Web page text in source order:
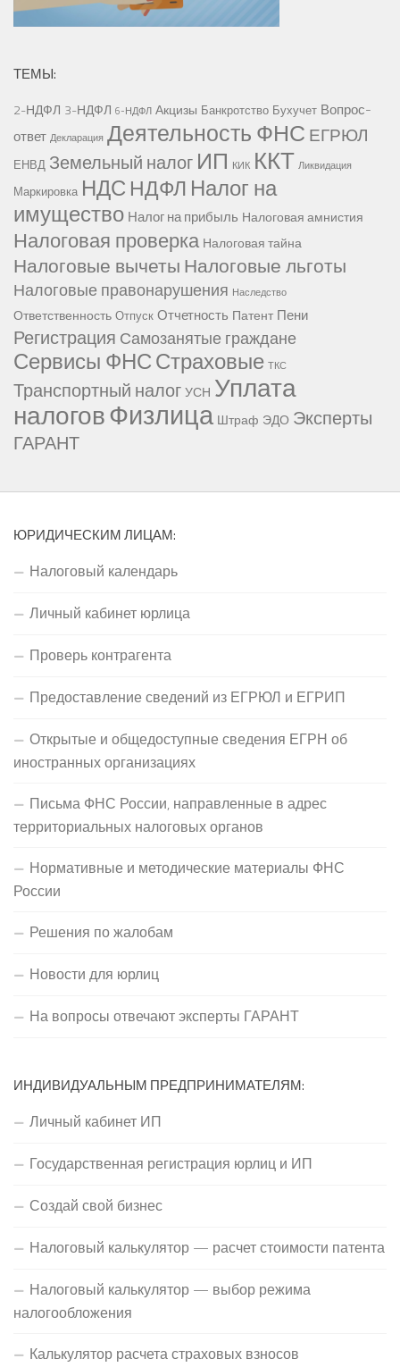
ТЕМЫ:
2-НДФЛ 3-НДФЛ 6-НДФЛ Акцизы Банкротство Бухучет Вопрос-
ответ Декларация Деятельность ФНС ЕГРЮЛ
ЕНВД Земельный налог ИП КИК ККТ Ликвидация
Маркировка НДС НДФЛ Налог на
имущество Налог на прибыль Налоговая амнистия
Налоговая проверка Налоговая тайна
Налоговые вычетыНалоговые льготы
Налоговые правонарушения Наследство
Ответственность Отпуск Отчетность Патент Пени
Регистрация Самозанятые граждане
Сервисы ФНССтраховые ТКС
Транспортный налогУСН Уплата
налоговФизлица Штраф ЭДО Эксперты
ГАРАНТ
ЮРИДИЧЕСКИМ ЛИЦАМ:
Налоговый календарь
Личный кабинет юрлица
Проверь контрагента
Предоставление сведений из ЕГРЮЛ и ЕГРИП
Открытые и общедоступные сведения ЕГРН об
иностранных организациях
Письма ФНС России, направленные в адрес
территориальных налоговых органов
Нормативные и методические материалы ФНС
России
Решения по жалобам
Новости для юрлиц
На вопросы отвечают эксперты ГАРАНТ
ИНДИВИДУАЛЬНЫМ ПРЕДПРИНИМАТЕЛЯМ:
Личный кабинет ИП
Государственная регистрация юрлиц и ИП
Создай свой бизнес
Налоговый калькулятор — расчет стоимости патента
Налоговый калькулятор — выбор режима
налогообложения
Калькулятор расчета страховых взносов